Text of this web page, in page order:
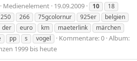
Medienelement 19.09.2009 10
18
250 266 75gcolornur 925er
belgien
der euro km maeterlink
märchen
pp s vogel Kommentare: 0 Album:
1999 bis heute